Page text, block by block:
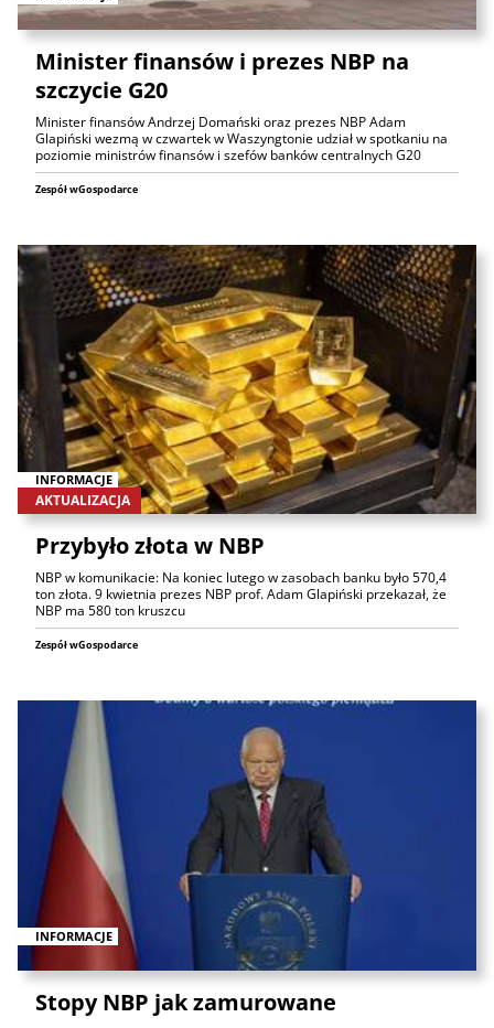
Minister finansów i prezes NBP na
szczycie G20
Minister finansów Andrzej Domański oraz prezes NBP Adam
Glapiński wezmą w czwartek w Waszyngtonie udział w spotkaniu na
poziomie ministrów finansów i szefów banków centralnych G20
Zespół wGospodarce
INFORMACJE
AKTUALIZACJA
Przybyło złota w NBP
NBP w komunikacie: Na koniec lutego w zasobach banku było 570,4
ton złota. 9 kwietnia prezes NBP prof. Adam Glapiński przekazał, że
NBP ma 580 ton kruszcu
Zespół wGospodarce
INFORMACJE
Stopy NBP jak zamurowane